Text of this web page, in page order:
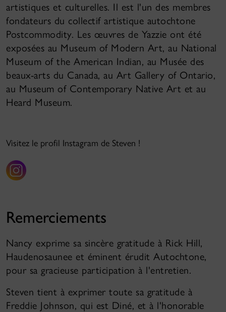
artistiques et culturelles. Il est l'un des membres
fondateurs du collectif artistique autochtone
Postcommodity. Les œuvres de Yazzie ont été
exposées au Museum of Modern Art, au National
Museum of the American Indian, au Musée des
beaux-arts du Canada, au Art Gallery of Ontario,
au Museum of Contemporary Native Art et au
Heard Museum.
Visitez le profil Instagram de Steven !
Remerciements
Nancy exprime sa sincère gratitude à Rick Hill,
Haudenosaunee et éminent érudit Autochtone,
pour sa gracieuse participation à l'entretien.
Steven tient à exprimer toute sa gratitude à
Freddie Johnson, qui est Diné, et à l'honorable